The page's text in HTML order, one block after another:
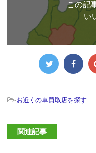
この記
い
-お近くの車買取店を探す
関連記事